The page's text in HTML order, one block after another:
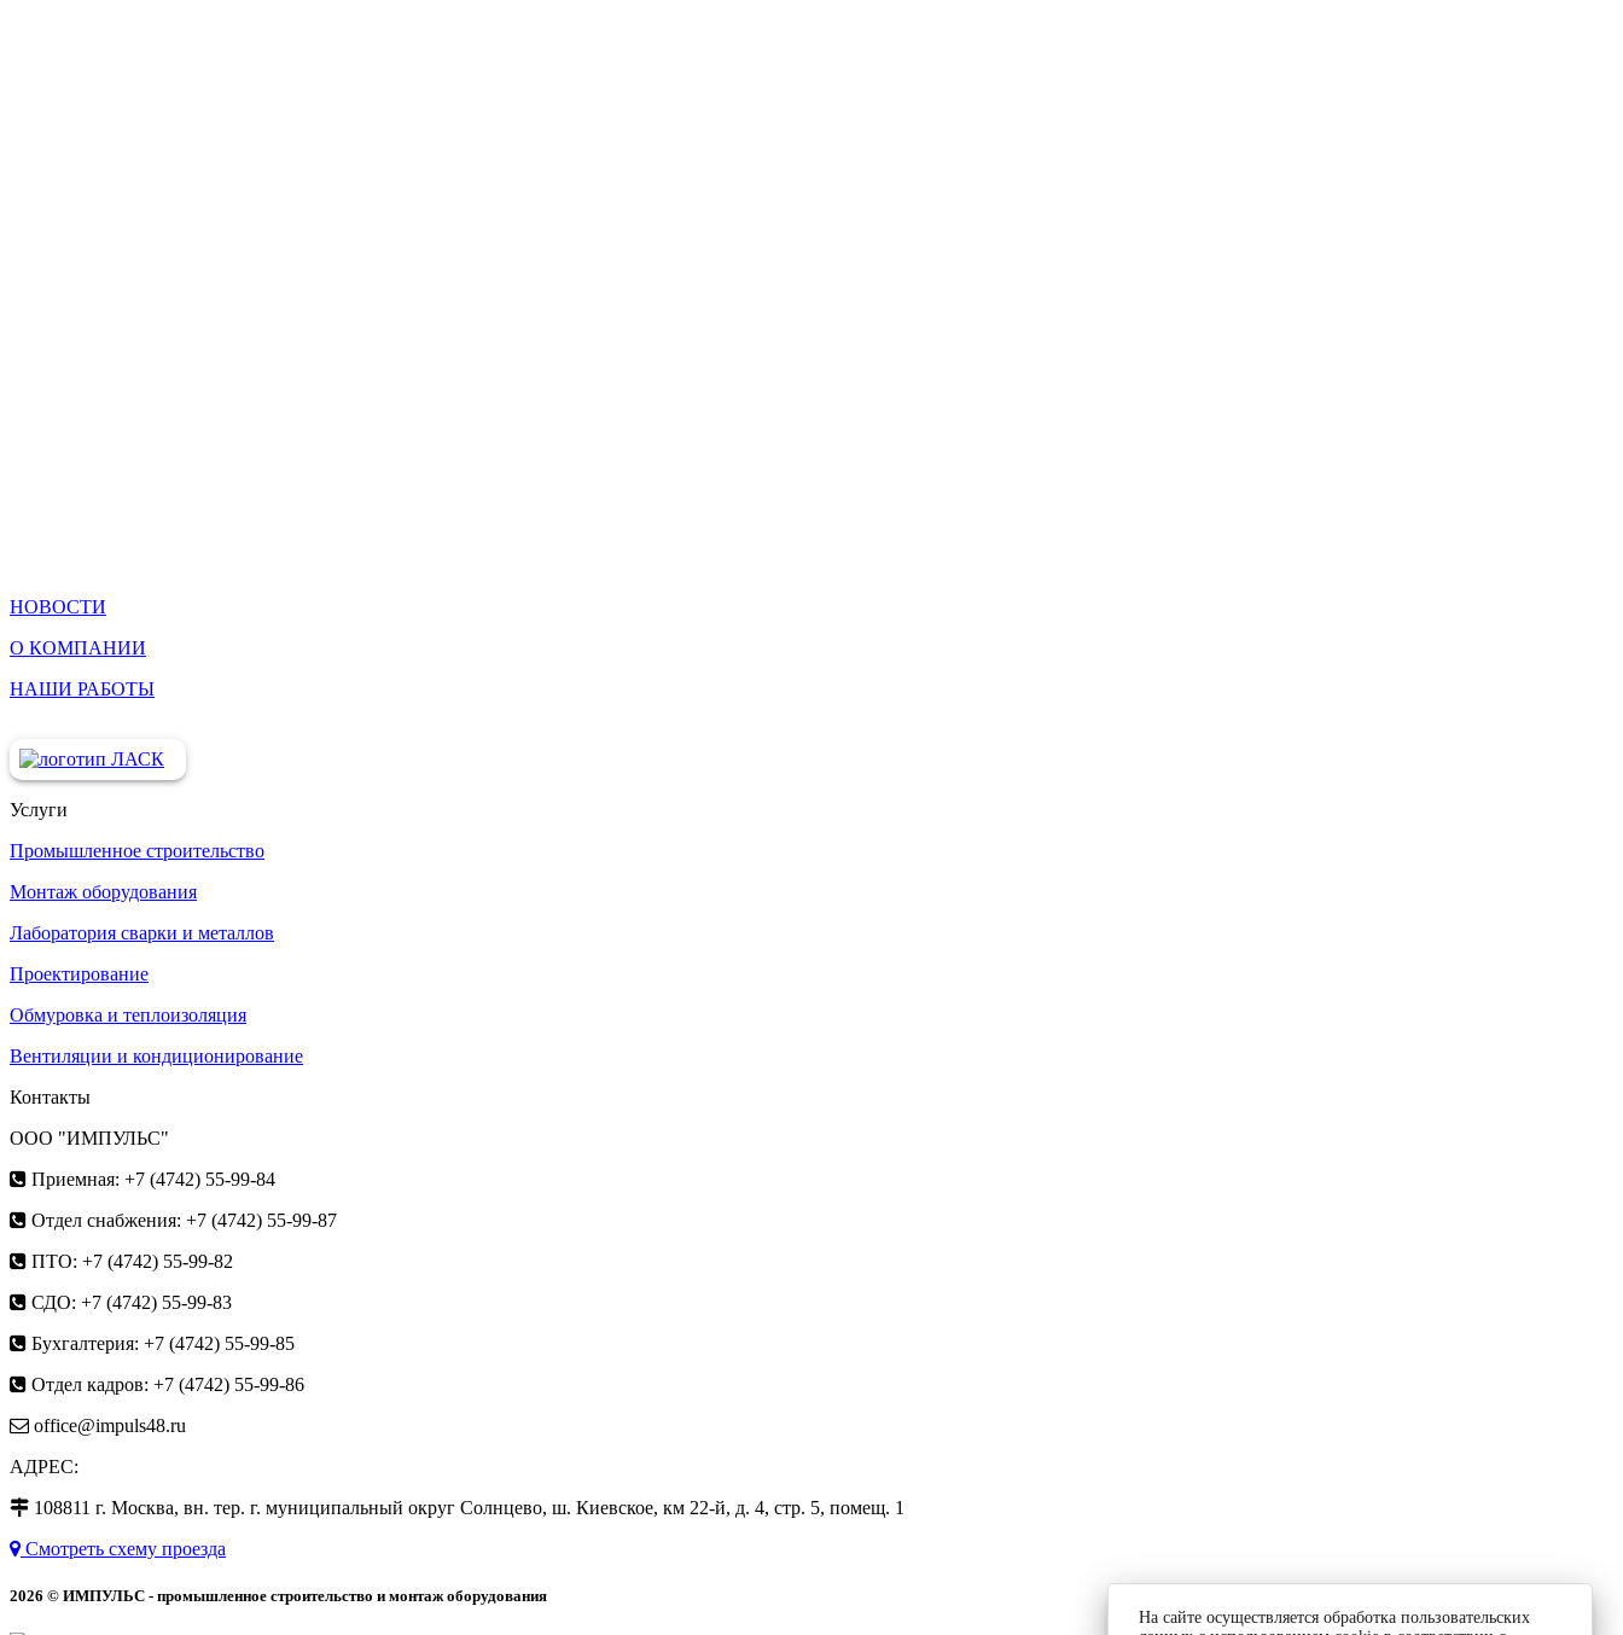
НОВОСТИ
О КОМПАНИИ
НАШИ РАБОТЫ
Услуги
Промышленное строительство
Монтаж оборудования
Лаборатория сварки и металлов
Проектирование
Обмуровка и теплоизоляция
Вентиляции и кондиционированиe
Контакты
ООО "ИМПУЛЬС"
Приемная: +7 (4742) 55-99-84
Отдел снабжения: +7 (4742) 55-99-87
ПТО: +7 (4742) 55-99-82
СДО: +7 (4742) 55-99-83
Бухгалтерия: +7 (4742) 55-99-85
Отдел кадров: +7 (4742) 55-99-86
office@impuls48.ru
АДРЕС:
108811 г. Москва, вн. тер. г. муниципальный округ Солнцево, ш. Киевское, км 22-й, д. 4, стр. 5, помещ. 1
Смотреть схему проезда
2026 © ИМПУЛЬС - промышленное строительство и монтаж оборудования
На сайте осуществляется обработка пользовательских